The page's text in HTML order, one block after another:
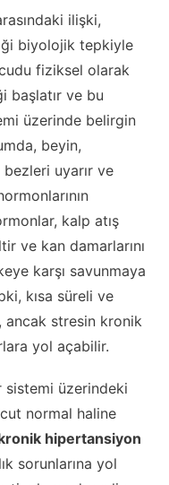
ilişki,
biyolojik tepkiyle
fiziksel olarak
başlatır ve bu
üzerinde belirgin
beyin,
bezleri uyarır ve
kalp atış
ve kan damarlarını
karşı savunmaya
kısa süreli ve
ancak stresin kronik
yol açabilir.
sistemi üzerindeki
normal haline
hipertansiyon
sorunlarına yol